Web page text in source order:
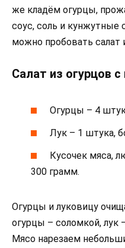
же кладём огурцы,
соус, соль и
можно пробовать салат
Салат из огурцов
Огурцы – 4
Лук – 1 штука,
Кусочек мяса,
300 грамм.
Огурцы и луковицу
огурцы – соломкой, лук
Мясо нарезаем